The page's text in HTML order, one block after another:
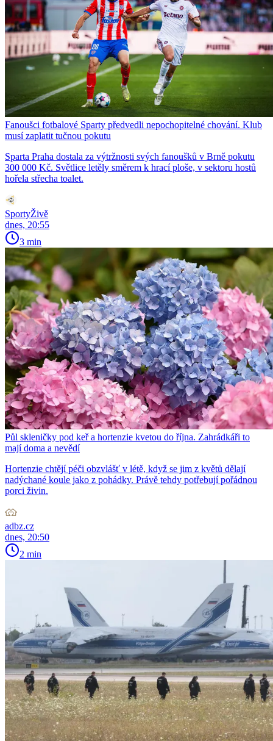
Fanoušci fotbalové Sparty předvedli nepochopitelné chování. Klub
musí zaplatit tučnou pokutu
Sparta Praha dostala za výtržnosti svých fanoušků v Brně pokutu
300 000 Kč. Světlice letěly směrem k hrací ploše, v sektoru hostů
hořela střecha toalet.
SportyŽivě
dnes, 20:55
3 min
Půl skleničky pod keř a hortenzie kvetou do října. Zahrádkáři to
mají doma a nevědí
Hortenzie chtějí péči obzvlášť v létě, když se jim z květů dělají
nadýchané koule jako z pohádky. Právě tehdy potřebují pořádnou
porci živin.
adbz.cz
dnes, 20:50
2 min